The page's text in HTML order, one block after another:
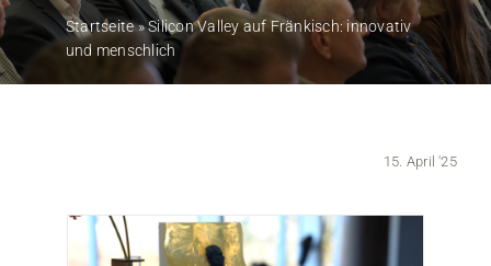
Entdecke die Region
Informationen für …
Stellenangebote
Startseite»Silicon Valley auf Fränkisch: innovativ
und menschlich
15. April '25